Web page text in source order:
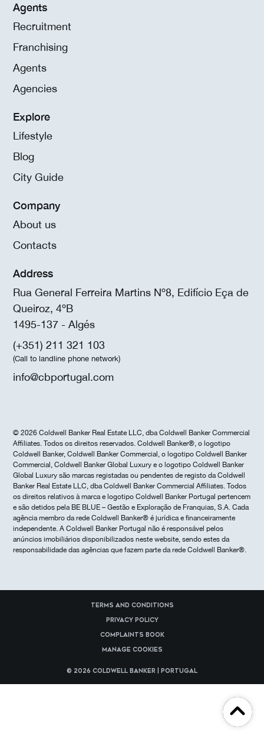
Agents
Recruitment
Franchising
Agents
Agencies
Explore
Lifestyle
Blog
City Guide
Company
About us
Contacts
Address
Rua General Ferreira Martins Nº8, Edifício Eça de
Queiroz, 4ºB
1495-137 - Algés
(+351) 211 321 103
(Call to landline phone network)
info@cbportugal.com
© 2026 Coldwell Banker Real Estate LLC, dba Coldwell Banker Commercial
Affiliates. Todos os direitos reservados. Coldwell Banker®, o logotipo
Coldwell Banker, Coldwell Banker Commercial, o logotipo Coldwell Banker
Commercial, Coldwell Banker Global Luxury e o logotipo Coldwell Banker
Global Luxury são marcas registadas ou pendentes de registo da Coldwell
Banker Real Estate LLC, dba Coldwell Banker Commercial Affiliates. Todos
os direitos relativos à marca e logotipo Coldwell Banker Portugal pertencem
e são detidos pela BE BLUE – Gestão e Exploração de Franquias, S.A. Cada
agência membro da rede Coldwell Banker® é jurídica e financeiramente
independente. A Coldwell Banker Portugal não é responsável pelos
anúncios imobiliários disponibilizados neste website, sendo estes da
responsabilidade das agências que fazem parte da rede Coldwell Banker®.
Terms and Conditions
Privacy Policy
Complaints Book
Manage cookies
© 2026 Coldwell Banker | Portugal